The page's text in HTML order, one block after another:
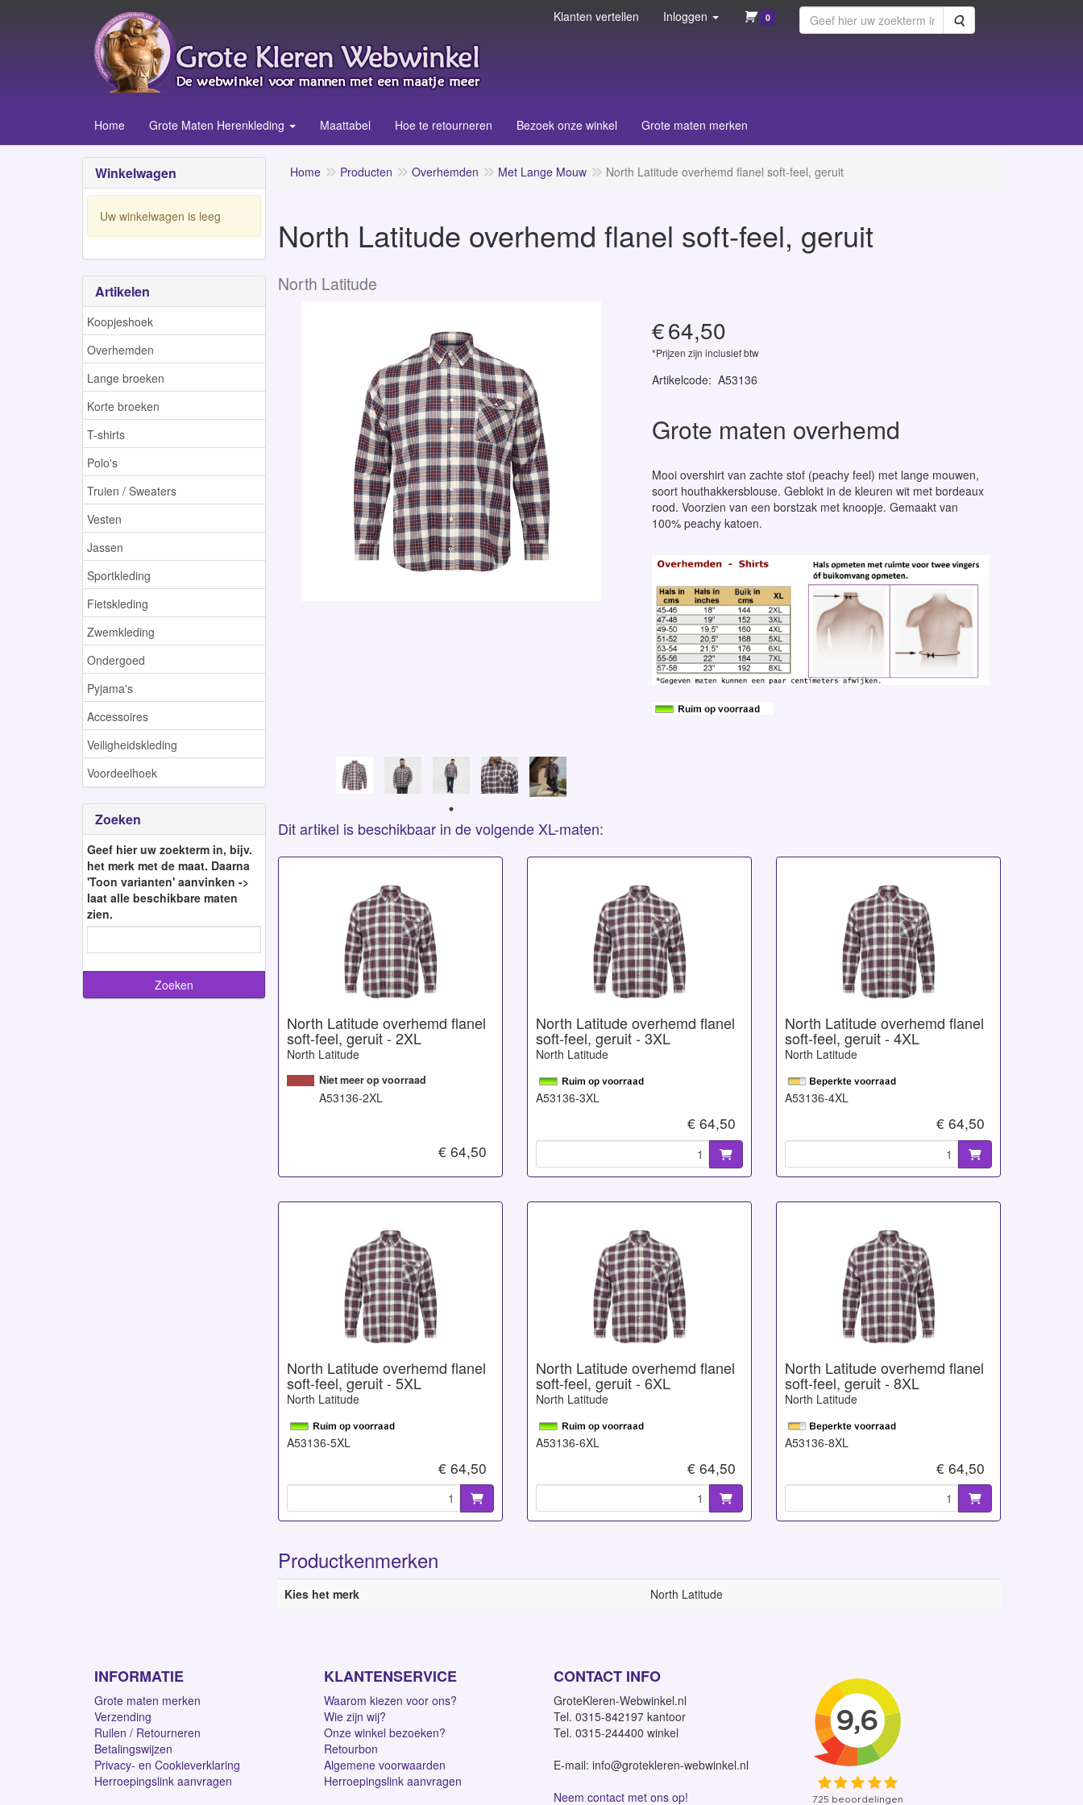
Klanten vertellen Inloggen 0 Zoeken
Home Grote Maten Herenkleding Maattabel Hoe te retourneren Bezoek onze winkel Grote maten merken
Winkelwagen
Uw winkelwagen is leeg
Artikelen
Koopjeshoek
Overhemden
Lange broeken
Korte broeken
T-shirts
Polo's
Truien / Sweaters
Vesten
Jassen
Sportkleding
Fietskleding
Zwemkleding
Ondergoed
Pyjama's
Accessoires
Veiligheidskleding
Voordeelhoek
Zoeken
Geef hier uw zoekterm in, bijv.
het merk met de maat. Daarna
'Toon varianten' aanvinken ->
laat alle beschikbare maten
zien.
Home Producten Overhemden Met Lange Mouw North Latitude overhemd flanel soft-feel, geruit
North Latitude overhemd flanel soft-feel, geruit
North Latitude
€64,50
*Prijzen zijn inclusief btw
Artikelcode: A53136
Grote maten overhemd
Mooi overshirt van zachte stof (peachy feel) met lange mouwen,
soort houthakkersblouse. Geblokt in de kleuren wit met bordeaux
rood. Voorzien van een borstzak met knoopje. Gemaakt van
100% peachy katoen.
Dit artikel is beschikbaar in de volgende XL-maten:
North Latitude overhemd flanel
soft-feel, geruit - 2XL
North Latitude
Niet meer op voorraad
A53136-2XL
€ 64,50
North Latitude overhemd flanel
soft-feel, geruit - 3XL
North Latitude
A53136-3XL
€ 64,50
North Latitude overhemd flanel
soft-feel, geruit - 4XL
North Latitude
A53136-4XL
€ 64,50
North Latitude overhemd flanel
soft-feel, geruit - 5XL
North Latitude
A53136-5XL
€ 64,50
North Latitude overhemd flanel
soft-feel, geruit - 6XL
North Latitude
A53136-6XL
€ 64,50
North Latitude overhemd flanel
soft-feel, geruit - 8XL
North Latitude
A53136-8XL
€ 64,50
Productkenmerken
Kies het merk North Latitude
INFORMATIE
Grote maten merken
Verzending
Ruilen / Retourneren
Betalingswijzen
Privacy- en Cookieverklaring
Herroepingslink aanvragen
KLANTENSERVICE
Waarom kiezen voor ons?
Wie zijn wij?
Onze winkel bezoeken?
Retourbon
Algemene voorwaarden
Herroepingslink aanvragen
CONTACT INFO
GroteKleren-Webwinkel.nl
Tel. 0315-842197 kantoor
Tel. 0315-244400 winkel
E-mail: info@grotekleren-webwinkel.nl
Neem contact met ons op!